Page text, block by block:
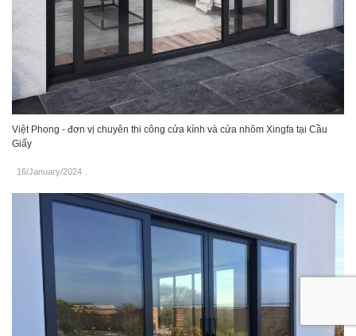
Việt Phong - đơn vị chuyên thi công cửa kính và cửa nhôm Xingfa tại Cầu
Giấy
16/January/2024